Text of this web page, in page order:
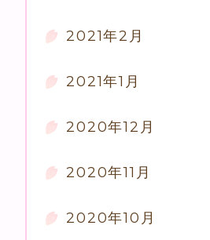
2021年2月
2021年1月
2020年12月
2020年11月
2020年10月